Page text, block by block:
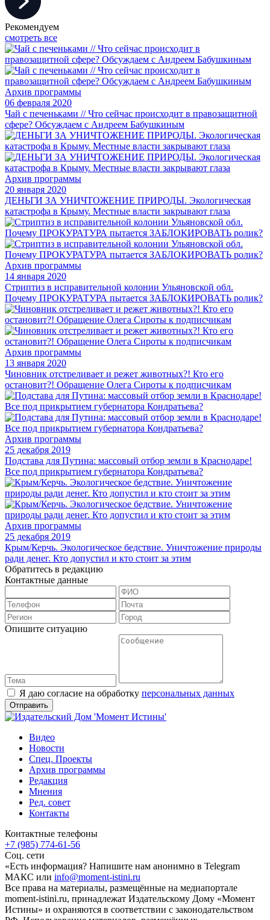
Рекомендуем
смотреть все
Архив программы
06 февраля 2020
Чай с печеньками // Что сейчас происходит в правозащитной
сфере? Обсуждаем с Андреем Бабушкиным
Архив программы
20 января 2020
ДЕНЬГИ ЗА УНИЧТОЖЕНИЕ ПРИРОДЫ. Экологическая
катастрофа в Крыму. Местные власти закрывают глаза
Архив программы
14 января 2020
Стриптиз в исправительной колонии Ульяновской обл.
Почему ПРОКУРАТУРА пытается ЗАБЛОКИРОВАТЬ ролик?
Архив программы
13 января 2020
Чиновник отстреливает и режет животных?! Кто его
остановит?! Обращение Олега Сироты к подписчикам
Архив программы
25 декабря 2019
Подстава для Путина: массовый отбор земли в Краснодаре!
Все под прикрытием губернатора Кондратьева?
Архив программы
25 декабря 2019
Крым/Керчь. Экологическое бедствие. Уничтожение природы
ради денег. Кто допустил и кто стоит за этим
Обратитесь в редакцию
Контактные данные
Опишите ситуацию
Я даю согласие на обработку персональных данных
Видео
Новости
Спец. Проекты
Архив программы
Редакция
Мнения
Ред. совет
Контакты
Контактные телефоны
+7 (985) 774-61-56
Соц. сети
«Есть информация? Напишите нам анонимно в Telegram
МАКС или info@moment-istini.ru
Все права на материалы, размещённые на медиапортале
moment-istini.ru, принадлежат Издательскому Дому «Момент
Истины» и охраняются в соответствии с законодательством